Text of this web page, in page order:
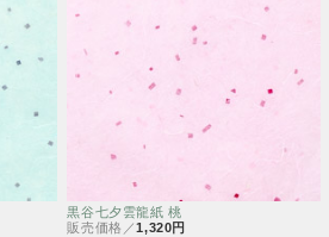
黒谷七夕雲龍紙 桃
販売価格／1,320円